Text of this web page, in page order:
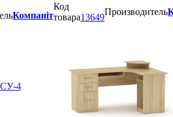
Компаніт
Код
товара13649
Производитель